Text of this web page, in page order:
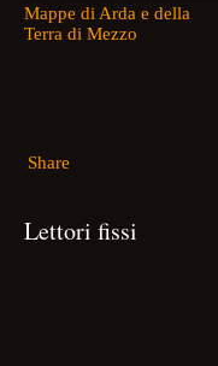
Mappe di Arda e della
Terra di Mezzo
Share
Lettori fissi